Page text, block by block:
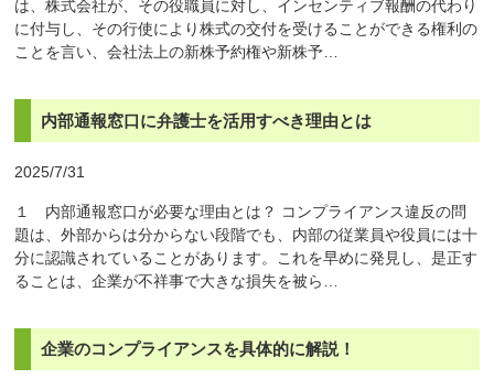
は、株式会社が、その役職員に対し、インセンティブ報酬の代わり
に付与し、その行使により株式の交付を受けることができる権利の
ことを言い、会社法上の新株予約権や新株予…
内部通報窓口に弁護士を活用すべき理由とは
2025/7/31
１ 内部通報窓口が必要な理由とは？ コンプライアンス違反の問
題は、外部からは分からない段階でも、内部の従業員や役員には十
分に認識されていることがあります。これを早めに発見し、是正す
ることは、企業が不祥事で大きな損失を被ら…
企業のコンプライアンスを具体的に解説！